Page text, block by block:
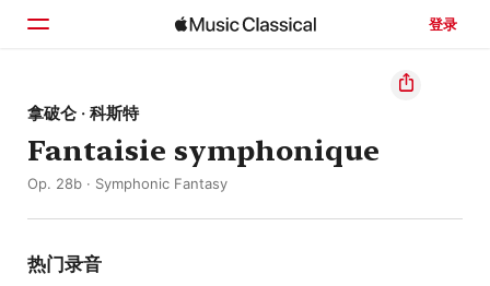
登录
主页
浏览
拿破仑 · 科斯特
Fantaisie symphonique
Op. 28b · Symphonic Fantasy
热门录音